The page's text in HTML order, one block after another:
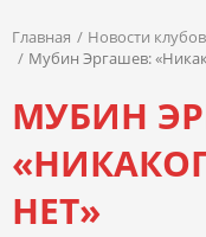
Главная
Новости клубов
Мубин Эргашев:
МУБИН
НЕТ»